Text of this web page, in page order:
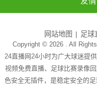
网站地图 足球
Copyright © 2026 . All
24直播网24小时为广大球迷提
视频免费直播、足球比赛录像
色安全无插件，是稳定安全的